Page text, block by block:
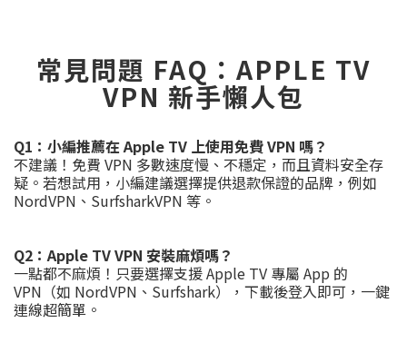
常見問題 FAQ：APPLE TV
VPN 新手懶人包
Q1：小編推薦在 Apple TV 上使用免費 VPN 嗎？
不建議！免費 VPN 多數速度慢、不穩定，而且資料安全存
疑。若想試用，小編建議選擇提供退款保證的品牌，例如
NordVPN、SurfsharkVPN 等。
Q2：Apple TV VPN 安裝麻煩嗎？
一點都不麻煩！只要選擇支援 Apple TV 專屬 App 的
VPN（如 NordVPN、Surfshark），下載後登入即可，一鍵
連線超簡單。